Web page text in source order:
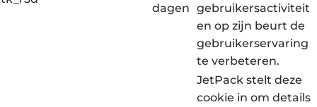
dagen gebruikersactiviteit
en op zijn beurt de
gebruikerservaring
te verbeteren.
JetPack stelt deze
cookie in om details